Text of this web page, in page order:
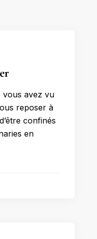
vous avez vu
reposer à
confinés
en